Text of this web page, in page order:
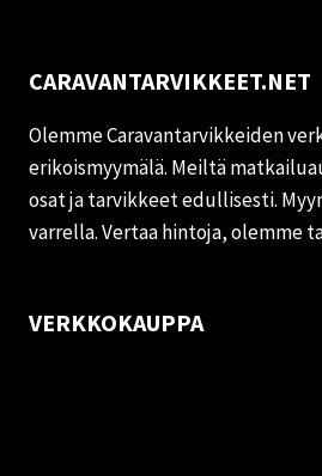
CARAVANTARVIKKEET.NET
Olemme Caravantarvikkeiden
erikoismyymälä. Meiltä
osat ja tarvikkeet edullisesti.
varrella. Vertaa hintoja, olemme
VERKKOKAUPPA